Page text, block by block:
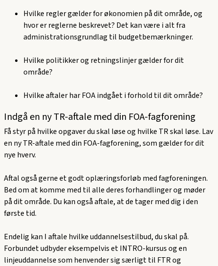
Hvilke regler gælder for økonomien på dit område, og
hvor er reglerne beskrevet? Det kan være i alt fra
administrationsgrundlag til budgetbemærkninger.
Hvilke politikker og retningslinjer gælder for dit
område?
Hvilke aftaler har FOA indgået i forhold til dit område?
Indgå en ny TR-aftale med din FOA-fagforening
Få styr på hvilke opgaver du skal løse og hvilke TR skal løse. Lav
en ny TR-aftale med din FOA-fagforening, som gælder for dit
nye hverv.
Aftal også gerne et godt oplæringsforløb med fagforeningen.
Bed om at komme med til alle deres forhandlinger og møder
på dit område. Du kan også aftale, at de tager med dig i den
første tid.
Endelig kan I aftale hvilke uddannelsestilbud, du skal på.
Forbundet udbyder eksempelvis et INTRO-kursus og en
linjeuddannelse som henvender sig særligt til FTR og